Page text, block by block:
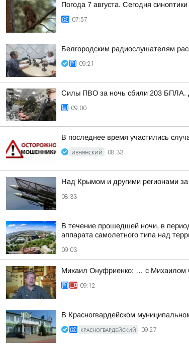
Погода 7 августа. Сегодня
07:57
Белгородским радиослушателям
09:21
Силы ПВО за ночь сбили 203 БПЛА.
09:00
В последнее время участились
ИВНЯНСКИЙ 08:33
Над Крымом и другими регионами
08:33
В течение прошедшей ночи, в
аппарата самолетного типа над
09:03
Михаил Онуфриенко: … с Михаилом
09:12
В Красногвардейском
КРАСНОГВАРДЕЙСКИЙ 09:27